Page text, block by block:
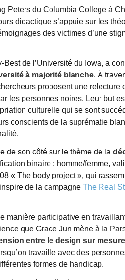
Peters du Columbia College à
didactique s’appuie sur les
des victimes d’une
de l’Université du Iowa, a
à majorité blanche. À
proposent une relecture
les personnes noires. Leur but
culturelle qui se sont
conscients de la suprématie
de son côté sur le thème de la
binaire : homme/femme,
« The body project », qui
de la campagne The Real
manière participative en
que Grace Jun mène à la
entre le design sur
travaille avec des
formes de handicap.